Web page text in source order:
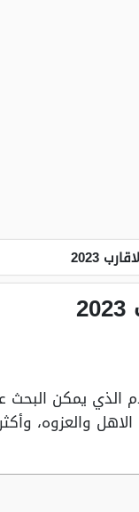
2023
الذي يمكن
والعزوه،